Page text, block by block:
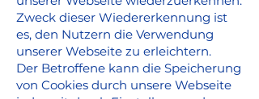
Zweck dieser Wiedererkennung ist
es, den Nutzern die Verwendung
unserer Webseite zu erleichtern.
Der Betroffene kann die Speicherung
von Cookies durch unsere Webseite